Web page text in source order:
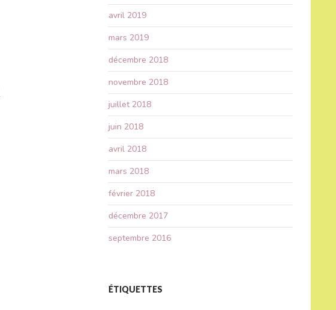
avril 2019
mars 2019
décembre 2018
novembre 2018
juillet 2018
juin 2018
avril 2018
mars 2018
février 2018
décembre 2017
septembre 2016
ÉTIQUETTES